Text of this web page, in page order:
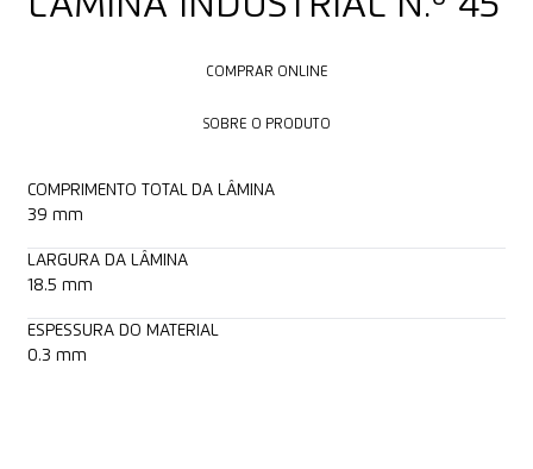
COMPRAR ONLINE
SOBRE O PRODUTO
COMPRIMENTO TOTAL DA LÂMINA
39 mm
LARGURA DA LÂMINA
18.5 mm
ESPESSURA DO MATERIAL
0.3 mm